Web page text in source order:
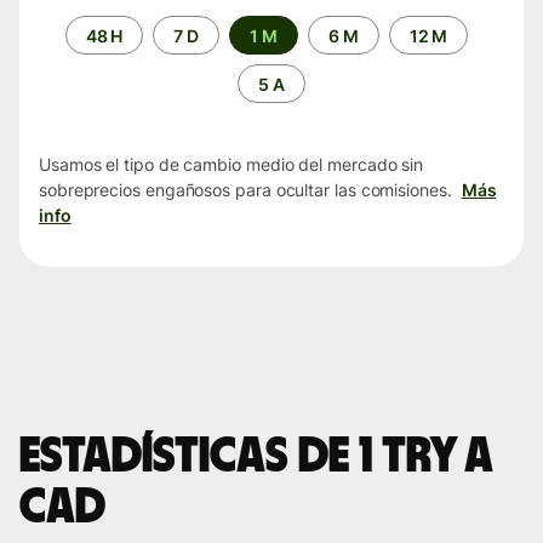
Periodo48 H 7 D 1 M 6 M 12 M
5 A
Usamos el tipo de cambio medio del mercado sin
sobreprecios engañosos para ocultar las comisiones. Más
info
Estadísticas de 1 TRY a
CAD